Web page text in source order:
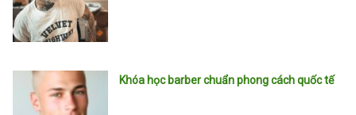
Khóa học barber chuẩn phong cách quốc tế